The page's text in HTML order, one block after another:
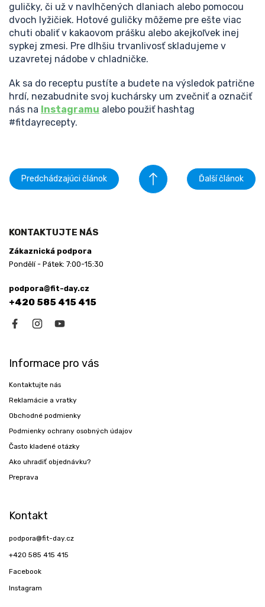
guličky, či už v navlhčených dlaniach alebo pomocou
dvoch lyžičiek. Hotové guličky môžeme pre ešte viac
chuti obaliť v kakaovom prášku alebo akejkoľvek inej
sypkej zmesi. Pre dlhšiu trvanlivosť skladujeme v
uzavretej nádobe v chladničke.
Ak sa do receptu pustíte a budete na výsledok patrične
hrdí, nezabudnite svoj kuchársky um zvečniť a označiť
nás na Instagramu alebo použiť hashtag
#fitdayrecepty.
Predchádzajúci článok Ďalší článok
KONTAKTUJTE NÁS
Zákaznická podpora
Pondělí - Pátek: 7:00-15:30
podpora@fit-day.cz
+420 585 415 415
Informace pro vás
Kontaktujte nás
Reklamácie a vratky
Obchodné podmienky
Podmienky ochrany osobných údajov
Často kladené otázky
Ako uhradiť objednávku?
Preprava
Kontakt
podpora@fit-day.cz
+420 585 415 415
Facebook
Instagram